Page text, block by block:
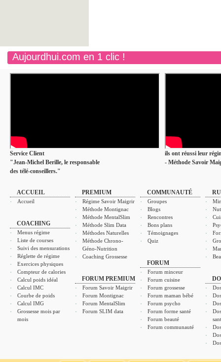
Aujourdhui.com en 1 clic !
Service Client
"Jean-Michel Berille, le responsable
des télé-conseillers."
ils ont réussi leur
- Méthode Savoir
ACCUEIL
Accueil
COACHING
Menus régime
Liste de courses
Suivi des mensurations
Réglette de régime
Exercices physiques
Compteur de calories
Calcul poids idéal
Calcul IMC
Courbe de poids
Calcul IMG
Grossesse mois par
mois
PREMIUM
Régime Savoir Maigrir
Méthode Montignac
Méthode MentalSlim
Méthode Slim Data
Méthodes Naturelles
Méthode Chrono-
Géno-Nutrition
Coaching Grossesse
FORUM PREMIUM
Forum Savoir Maigrir
Forum Montignac
Forum MentalSlim
Forum SLIM data
COMMUNAUTÉ
Groupes
Blogs
Rencontres
Bons plans
Témoignages
Quiz
FORUM
Forum minceur
Forum cuisine
Forum grossesse
Forum maman bébé
Forum psycho
Forum forme santé
Forum beauté
Forum communauté